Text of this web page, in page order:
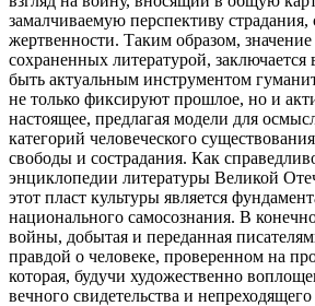
замалчиваемую перспективу страдания,
жертвенности. Таким образом,
сохраненных литературой, заключается
быть актуальным инструментом
не только фиксируют прошлое, но и
настоящее, предлагая модели для
категорий человеческого
свободы и сострадания. Как
энциклопедии литературы Великой
этот пласт культуры является
национального самосознания. В
войны, добытая и переданная
правдой о человеке, проверенном на
которая, будучи художественно
вечного свидетельства и непреходящего